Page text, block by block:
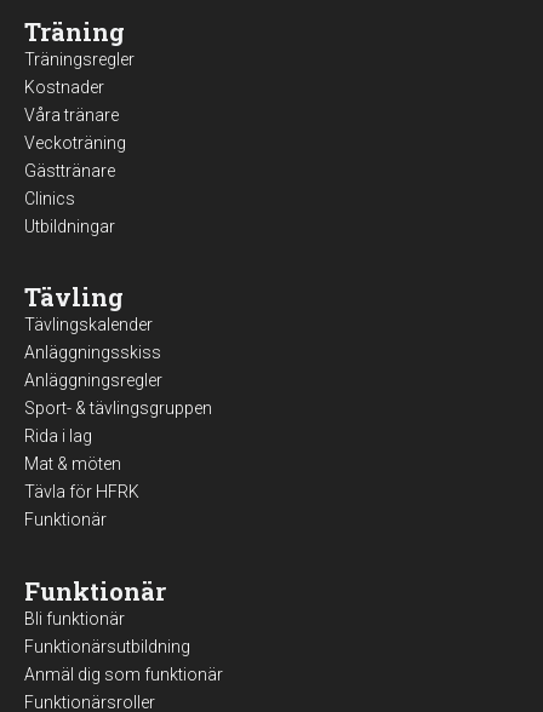
Träning
Träningsregler
Kostnader
Våra tränare
Veckoträning
Gästtränare
Clinics
Utbildningar
Tävling
Tävlingskalender
Anläggningsskiss
Anläggningsregler
Sport- & tävlingsgruppen
Rida i lag
Mat & möten
Tävla för HFRK
Funktionär
Funktionär
Bli funktionär
Funktionärsutbildning
Anmäl dig som funktionär
Funktionärsroller